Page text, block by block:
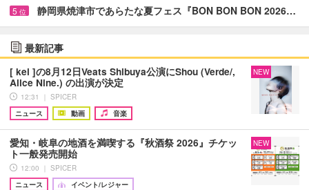
5 位 静岡県焼津市であらたな夏フェス『BON BON BON 2026…
最新記事
[ kei ]の8月12日Veats Shibuya公演にShou (Verde/,
Alice Nine.) の出演が決定
12:31 ｜ SPICER
ニュース
動画 音楽
NEW
愛知・岐阜の地酒を満喫する『秋酒祭 2026』チケッ
ト一般発売開始
12:00 ｜ SPICER
ニュース
イベント/レジャー
NEW